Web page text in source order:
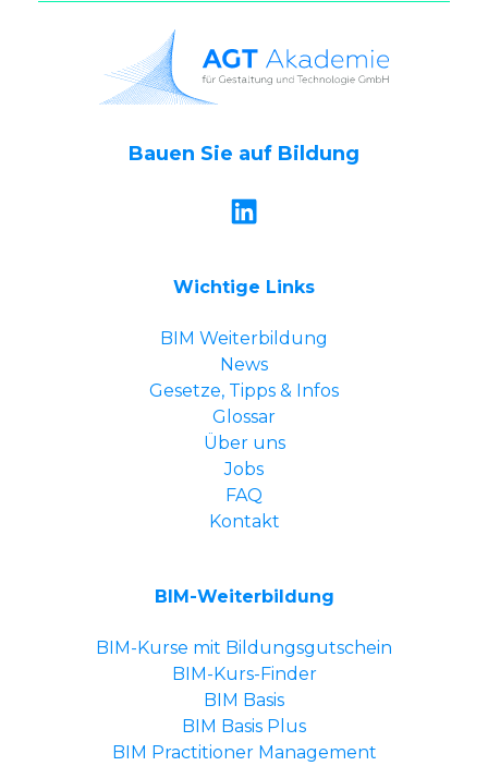
Bauen Sie auf Bildung
Wichtige Links
BIM Weiterbildung
News
Gesetze, Tipps & Infos
Glossar
Über uns
Jobs
FAQ
Kontakt
BIM-Weiterbildung
BIM-Kurse mit Bildungsgutschein
BIM-Kurs-Finder
BIM Basis
BIM Basis Plus
BIM Practitioner Management